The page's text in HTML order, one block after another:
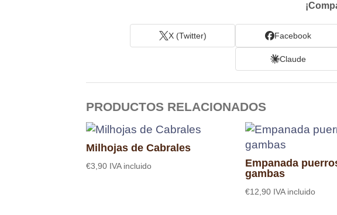
X (Twitter) Facebook
Claude
PRODUCTOS RELACIONADOS
Milhojas de Cabrales
€3,90 IVA incluido
Empanada
gambas
€12,90 IVA incluido